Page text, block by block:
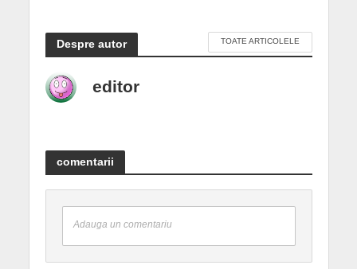
Despre autor TOATE ARTICOLELE
editor
comentarii
Adauga un comentariu